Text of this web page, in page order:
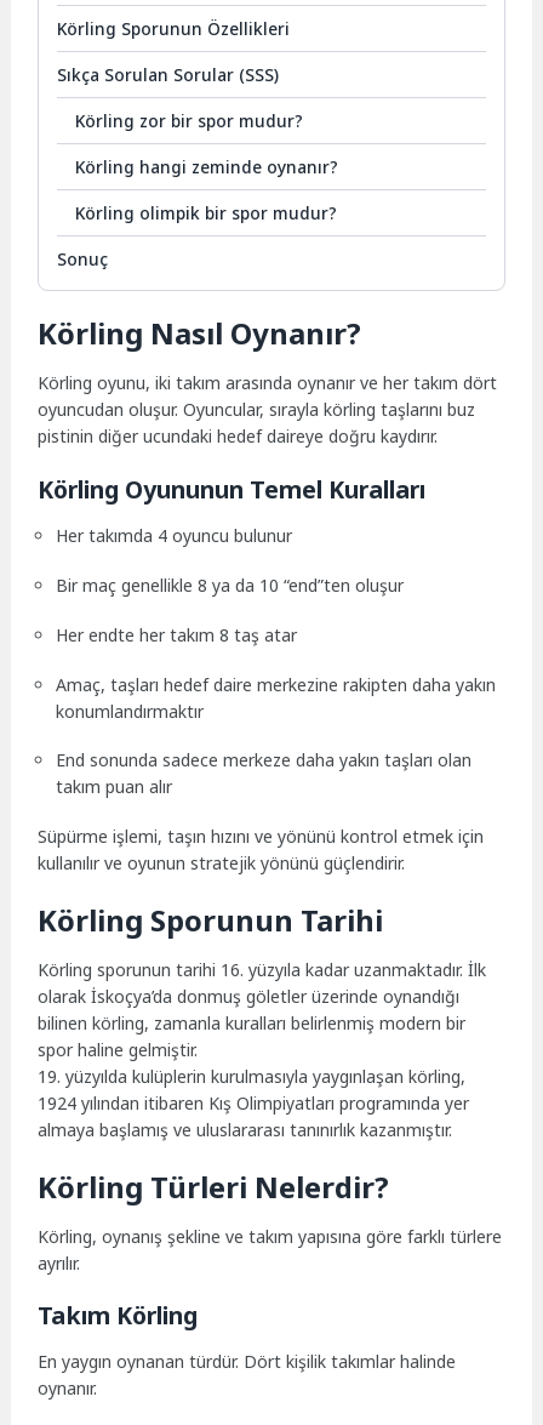
Körling Sporunun Özellikleri
Sıkça Sorulan Sorular (SSS)
Körling zor bir spor mudur?
Körling hangi zeminde oynanır?
Körling olimpik bir spor mudur?
Sonuç
Körling Nasıl Oynanır?
Körling oyunu, iki takım arasında oynanır ve her takım dört
oyuncudan oluşur. Oyuncular, sırayla körling taşlarını buz
pistinin diğer ucundaki hedef daireye doğru kaydırır.
Körling Oyununun Temel Kuralları
Her takımda 4 oyuncu bulunur
Bir maç genellikle 8 ya da 10 “end”ten oluşur
Her endte her takım 8 taş atar
Amaç, taşları hedef daire merkezine rakipten daha yakın
konumlandırmaktır
End sonunda sadece merkeze daha yakın taşları olan
takım puan alır
Süpürme işlemi, taşın hızını ve yönünü kontrol etmek için
kullanılır ve oyunun stratejik yönünü güçlendirir.
Körling Sporunun Tarihi
Körling sporunun tarihi 16. yüzyıla kadar uzanmaktadır. İlk
olarak İskoçya’da donmuş göletler üzerinde oynandığı
bilinen körling, zamanla kuralları belirlenmiş modern bir
spor haline gelmiştir.
19. yüzyılda kulüplerin kurulmasıyla yaygınlaşan körling,
1924 yılından itibaren Kış Olimpiyatları programında yer
almaya başlamış ve uluslararası tanınırlık kazanmıştır.
Körling Türleri Nelerdir?
Körling, oynanış şekline ve takım yapısına göre farklı türlere
ayrılır.
Takım Körling
En yaygın oynanan türdür. Dört kişilik takımlar halinde
oynanır.